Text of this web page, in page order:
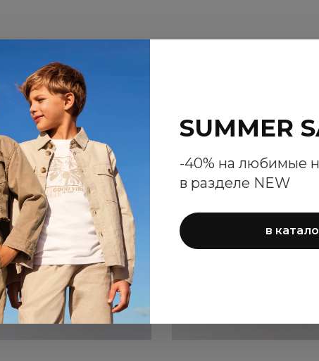
SUMMER
-40% на любимые
в разделе NEW
в